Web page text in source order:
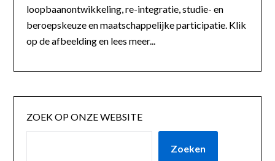
loopbaanontwikkeling, re-integratie, studie- en
beroepskeuze en maatschappelijke participatie. Klik
op de afbeelding en lees meer...
ZOEK OP ONZE WEBSITE
Zoeken